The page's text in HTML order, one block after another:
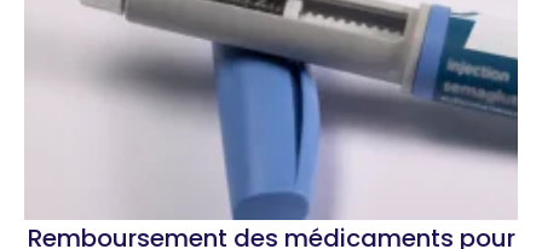
Remboursement des médicaments pour